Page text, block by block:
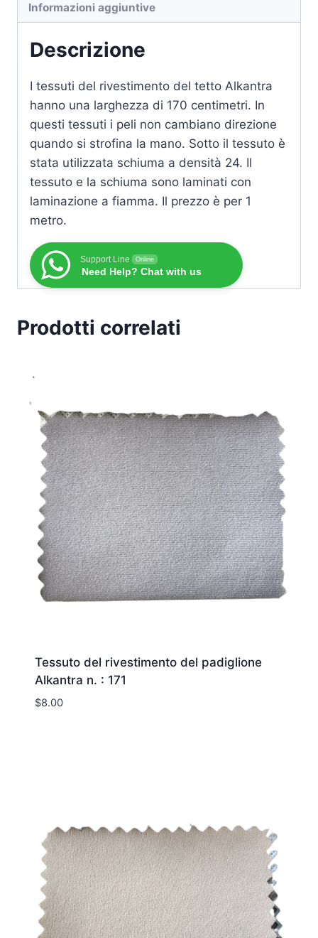
Informazioni aggiuntive
Descrizione
I tessuti del rivestimento del tetto Alkantra
hanno una larghezza di 170 centimetri. In
questi tessuti i peli non cambiano direzione
quando si strofina la mano. Sotto il tessuto è
stata utilizzata schiuma a densità 24. Il
tessuto e la schiuma sono laminati con
laminazione a fiamma. Il prezzo è per 1
metro.
Support Line Online
Need Help? Chat with us
Prodotti correlati
Tessuto del rivestimento del padiglione
Alkantra n. : 171
$8.00